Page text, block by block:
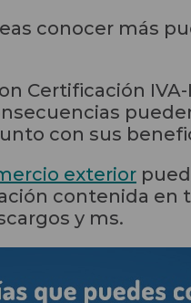
conocer más
Certificación
con sus
exterior
contenida en
y ms.